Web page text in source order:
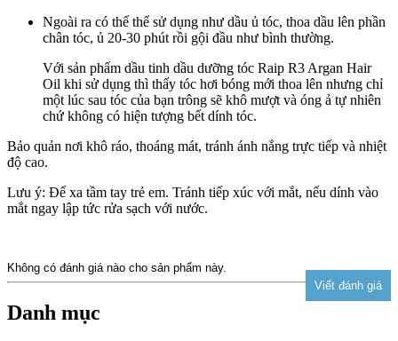
Ngoài ra có thể thể sử dụng như dầu ủ tóc, thoa dầu lên phần
chân tóc, ủ 20-30 phút rồi gội đầu như bình thường.
Với sản phẩm dầu tinh dầu dưỡng tóc Raip R3 Argan Hair
Oil khi sử dụng thì thấy tóc hơi bóng mới thoa lên nhưng chỉ
một lúc sau tóc của bạn trông sẽ khô mượt và óng ả tự nhiên
chứ không có hiện tượng bết dính tóc.
Bảo quản nơi khô ráo, thoáng mát, tránh ánh nắng trực tiếp và nhiệt
độ cao.
Lưu ý: Để xa tầm tay trẻ em. Tránh tiếp xúc với mắt, nếu dính vào
mắt ngay lập tức rửa sạch với nước.
Không có đánh giá nào cho sản phẩm này.
Danh mục